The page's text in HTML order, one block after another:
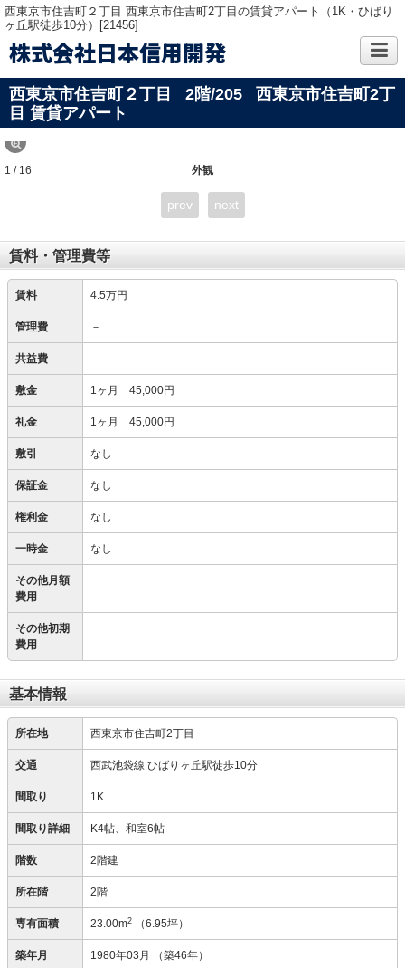
西東京市住吉町２丁目 西東京市住吉町2丁目の賃貸アパート（1K・ひばり
ヶ丘駅徒歩10分）[21456]
株式会社日本信用開発
西東京市住吉町２丁目 2階/205
西東京市住吉町2丁
目 賃貸アパート
外観
1 / 16
prev next
賃料・管理費等
賃料 4.5万円
管理費 －
共益費 －
敷金 1ヶ月 45,000円
礼金 1ヶ月 45,000円
敷引 なし
保証金 なし
権利金 なし
一時金 なし
その他月額
費用
その他初期
費用
基本情報
所在地 西東京市住吉町2丁目
交通 西武池袋線 ひばりヶ丘駅徒歩10分
間取り 1K
間取り詳細 K4帖、和室6帖
階数 2階建
所在階 2階
専有面積 23.00m2 （6.95坪）
築年月 1980年03月 （築46年）